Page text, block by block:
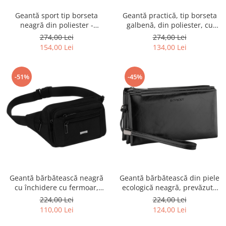
Geantă sport tip borseta
neagră din poliester -
Peterson PTR-PTN SWY-01-
8436 BLAC
274,00 Lei
154,00 Lei
Geantă practică, tip borseta
galbenă, din poliester, cu
închidere cu fermoar -
Peterson PTR-PTN SWY-02-
7017 YELL
274,00 Lei
134,00 Lei
-51%
Geantă bărbătească neagră
cu închidere cu fermoar,
compartiment unic - Peterson
PTR-PTN-73223-2188 BLACK
224,00 Lei
110,00 Lei
-45%
Geantă bărbătească din piele
ecologică neagră, prevăzută
cu curea de mână - Rovicky
224,00 Lei
124,00 Lei